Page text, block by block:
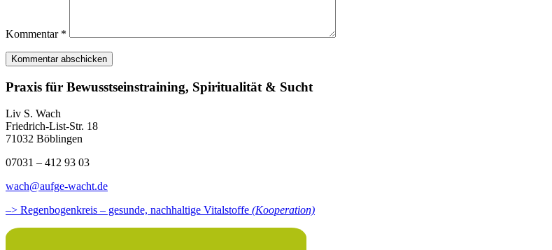
Kommentar *
Praxis für Bewusstseinstraining, Spiritualität & Sucht
Liv S. Wach
Friedrich-List-Str. 18
71032 Böblingen
07031 – 412 93 03
wach@aufge-wacht.de
–> Regenbogenkreis – gesunde, nachhaltige Vitalstoffe (Kooperation)